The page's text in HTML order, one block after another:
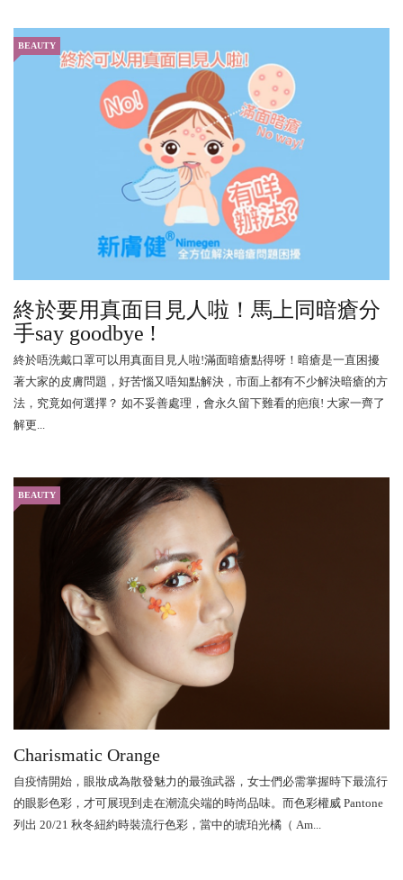
BEAUTY
終於要用真面目見人啦！馬上同暗瘡分
手say goodbye !
終於唔洗戴口罩可以用真面目見人啦!滿面暗瘡點得呀！暗瘡是一直困擾
著大家的皮膚問題，好苦惱又唔知點解決，市面上都有不少解決暗瘡的方
法，究竟如何選擇？ 如不妥善處理，會永久留下難看的疤痕! 大家一齊了
解更...
BEAUTY
Charismatic Orange
自疫情開始，眼妝成為散發魅力的最強武器，女士們必需掌握時下最流行
的眼影色彩，才可展現到走在潮流尖端的時尚品味。而色彩權威 Pantone
列出 20/21 秋冬紐約時裝流行色彩，當中的琥珀光橘（ Am...